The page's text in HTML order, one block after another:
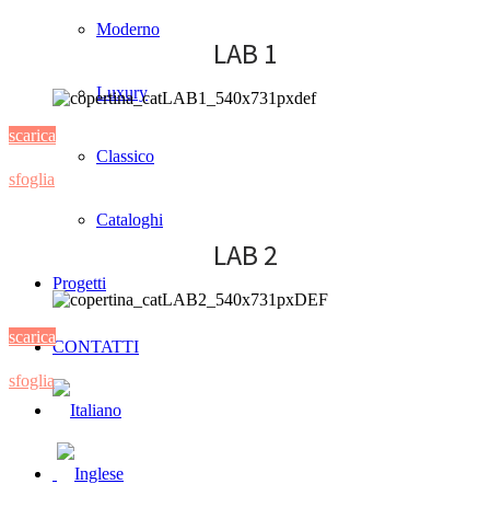
Moderno
Luxury
Classico
Cataloghi
Progetti
CONTATTI
LAB 1
scarica
sfoglia
LAB 2
scarica
sfoglia